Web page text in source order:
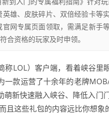
雄、皮肤碎片、双倍经验卡等
网专属页面领取，需满足新手
合资格的玩家及时申领。
称LOL）客户端，看着峡谷
一款运营了十余年的老牌
新快速融入峡谷、降低入门
且这些礼包的内容远比你想